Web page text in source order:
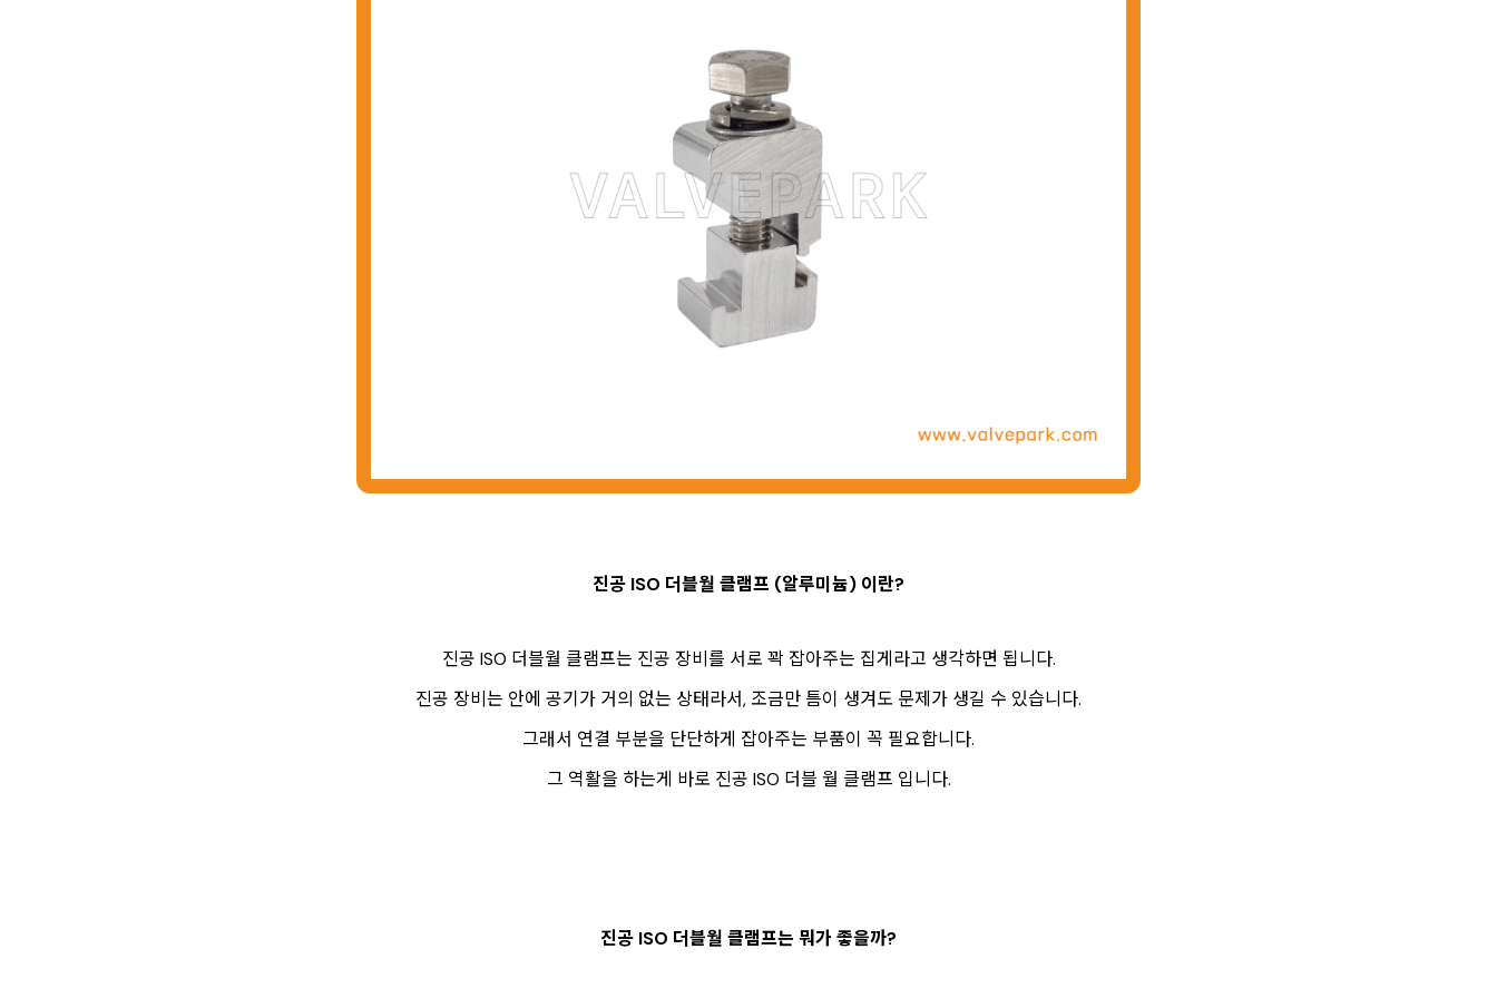
진공 ISO 더블월 클램프 (알루미늄) 이란?
진공 ISO 더블월 클램프는 진공 장비를 서로 꽉 잡아주는 집게라고 생각하면 됩니다.
진공 장비는 안에 공기가 거의 없는 상태라서, 조금만 틈이 생겨도 문제가 생길 수 있습니다.
그래서 연결 부분을 단단하게 잡아주는 부품이 꼭 필요합니다.
그 역활을 하는게 바로 진공 ISO 더블 월 클램프 입니다.
진공 ISO 더블월 클램프는 뭐가 좋을까?